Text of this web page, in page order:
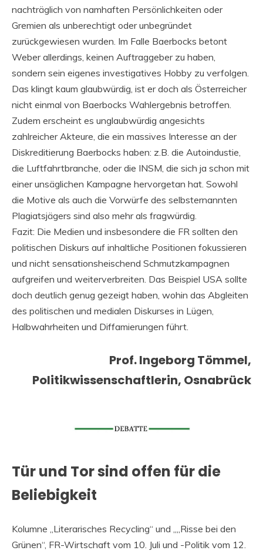
nachträglich von namhaften Persönlichkeiten oder
Gremien als unberechtigt oder unbegründet
zurückgewiesen wurden. Im Falle Baerbocks betont
Weber allerdings, keinen Auftraggeber zu haben,
sondern sein eigenes investigatives Hobby zu verfolgen.
Das klingt kaum glaubwürdig, ist er doch als Österreicher
nicht einmal von Baerbocks Wahlergebnis betroffen.
Zudem erscheint es unglaubwürdig angesichts
zahlreicher Akteure, die ein massives Interesse an der
Diskreditierung Baerbocks haben: z.B. die Autoindustie,
die Luftfahrtbranche, oder die INSM, die sich ja schon mit
einer unsäglichen Kampagne hervorgetan hat. Sowohl
die Motive als auch die Vorwürfe des selbsternannten
Plagiatsjägers sind also mehr als fragwürdig.
Fazit: Die Medien und insbesondere die FR sollten den
politischen Diskurs auf inhaltliche Positionen fokussieren
und nicht sensationsheischend Schmutzkampagnen
aufgreifen und weiterverbreiten. Das Beispiel USA sollte
doch deutlich genug gezeigt haben, wohin das Abgleiten
des politischen und medialen Diskurses in Lügen,
Halbwahrheiten und Diffamierungen führt.
Prof. Ingeborg Tömmel,
Politikwissenschaftlerin, Osnabrück
Tür und Tor sind offen für die
Beliebigkeit
Kolumne „Literarisches Recycling“ und „„Risse bei den
Grünen“, FR-Wirtschaft vom 10. Juli und -Politik vom 12.